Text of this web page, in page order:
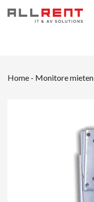
Home - Monitore mieten